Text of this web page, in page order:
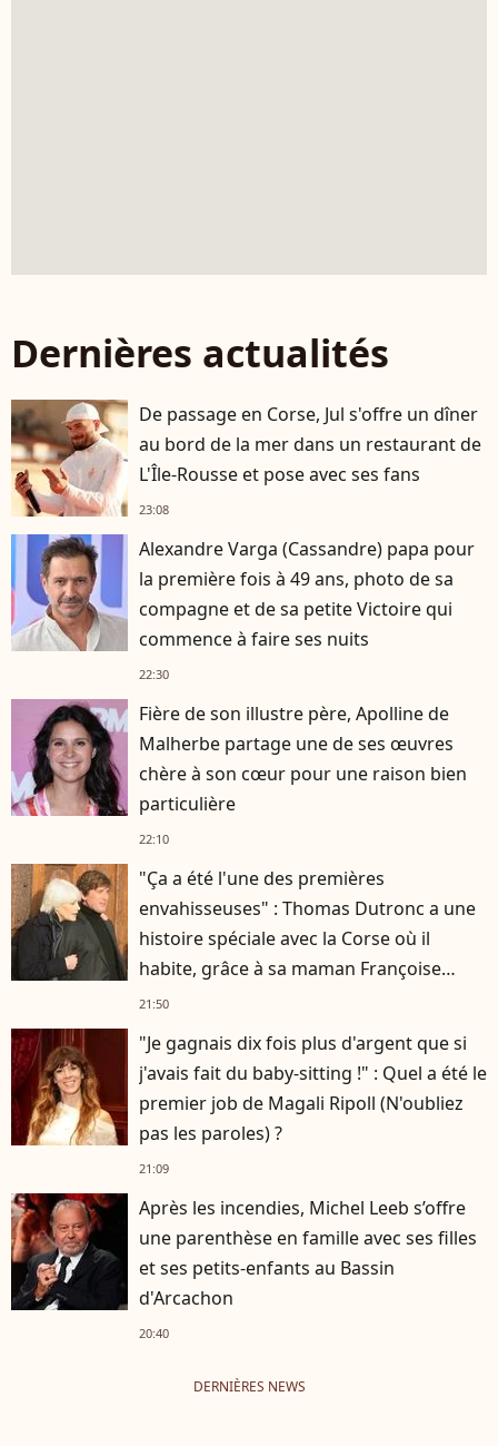
Dernières actualités
De passage en Corse, Jul s'offre un dîner
au bord de la mer dans un restaurant de
L'Île-Rousse et pose avec ses fans
23:08
Alexandre Varga (Cassandre) papa pour
la première fois à 49 ans, photo de sa
compagne et de sa petite Victoire qui
commence à faire ses nuits
22:30
Fière de son illustre père, Apolline de
Malherbe partage une de ses œuvres
chère à son cœur pour une raison bien
particulière
22:10
"Ça a été l'une des premières
envahisseuses" : Thomas Dutronc a une
histoire spéciale avec la Corse où il
habite, grâce à sa maman Françoise
Hardy
21:50
"Je gagnais dix fois plus d'argent que si
j'avais fait du baby-sitting !" : Quel a été le
premier job de Magali Ripoll (N'oubliez
pas les paroles) ?
21:09
Après les incendies, Michel Leeb s’offre
une parenthèse en famille avec ses filles
et ses petits-enfants au Bassin
d'Arcachon
20:40
DERNIÈRES NEWS